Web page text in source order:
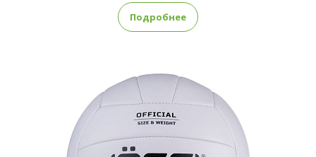
Подробнее